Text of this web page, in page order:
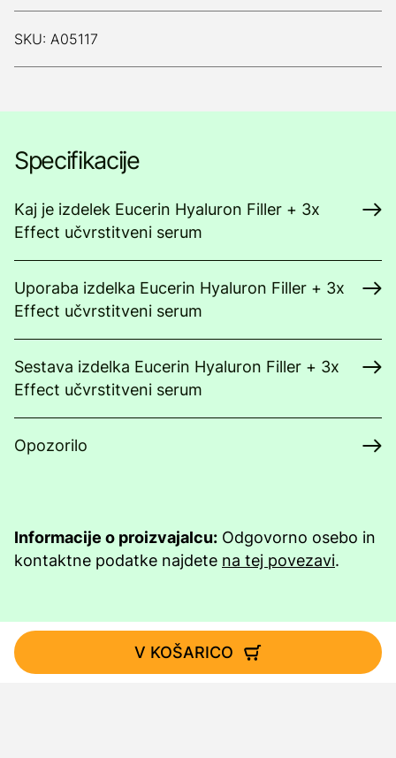
SKU: A05117
Specifikacije
Kaj je izdelek Eucerin Hyaluron Filler + 3x
Effect učvrstitveni serum
Uporaba izdelka Eucerin Hyaluron Filler + 3x
Effect učvrstitveni serum
Sestava izdelka Eucerin Hyaluron Filler + 3x
Effect učvrstitveni serum
Opozorilo
Informacije o proizvajalcu: Odgovorno osebo in
kontaktne podatke najdete na tej povezavi.
V KOŠARICO